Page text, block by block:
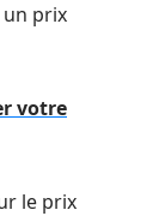
un prix
votre
le prix